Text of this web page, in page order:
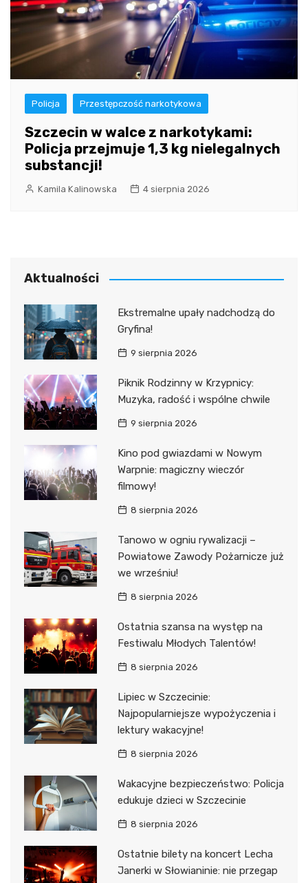
Policja Przestępczość narkotykowa
Szczecin w walce z narkotykami:
Policja przejmuje 1,3 kg nielegalnych
substancji!
Kamila Kalinowska 4 sierpnia 2026
Aktualności
Ekstremalne upały nadchodzą do
Gryfina!
9 sierpnia 2026
Piknik Rodzinny w Krzypnicy:
Muzyka, radość i wspólne chwile
9 sierpnia 2026
Kino pod gwiazdami w Nowym
Warpnie: magiczny wieczór
filmowy!
8 sierpnia 2026
Tanowo w ogniu rywalizacji –
Powiatowe Zawody Pożarnicze już
we wrześniu!
8 sierpnia 2026
Ostatnia szansa na występ na
Festiwalu Młodych Talentów!
8 sierpnia 2026
Lipiec w Szczecinie:
Najpopularniejsze wypożyczenia i
lektury wakacyjne!
8 sierpnia 2026
Wakacyjne bezpieczeństwo: Policja
edukuje dzieci w Szczecinie
8 sierpnia 2026
Ostatnie bilety na koncert Lecha
Janerki w Słowianinie: nie przegap